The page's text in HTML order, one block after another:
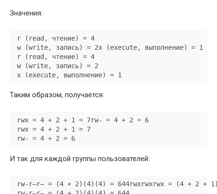
Значения:
r (read, чтение) = 4
w (write, запись) = 2x (execute, выполнение) = 1
r (read, чтение) = 4
w (write, запись) = 2
x (execute, выполнение) = 1
Таким образом, получается:
rwx = 4 + 2 + 1 = 7rw- = 4 + 2 = 6
rwx = 4 + 2 + 1 = 7
rw- = 4 + 2 = 6
И так для каждой группы пользователей:
rw-r—r— = (4 + 2)(4)(4) = 644rwxrwxrwx = (4 + 2 +